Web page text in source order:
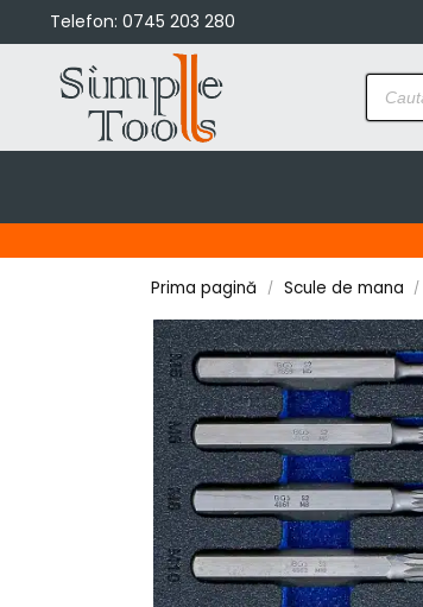
Telefon: 0745 203 280
Prima pagină / Scule de mana /